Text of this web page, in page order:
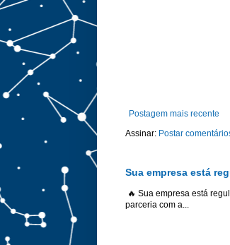
Postagem mais recente
Assinar: Postar
Sua empresa está
🔥 Sua empresa está
parceria com a...